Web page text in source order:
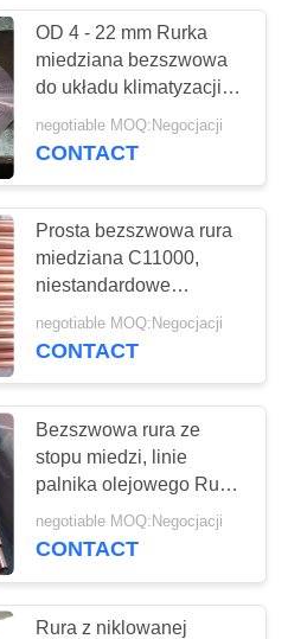
OD 4 - 22 mm Rurka
miedziana bezszwowa
do układu klimatyzacji i
chłodnictwa Rurka
miedziana cewki
negotiable MOQ:Negocjacji
CONTACT
Prosta bezszwowa rura
miedziana C11000,
niestandardowe
obrotowe taśmy
miedziana okrągła rura
negotiable MOQ:Negocjacji
CONTACT
Bezszwowa rura ze
stopu miedzi, linie
palnika olejowego Rurki
mosiężne o małej
średnicy
negotiable MOQ:Negocjacji
CONTACT
Rura z niklowanej